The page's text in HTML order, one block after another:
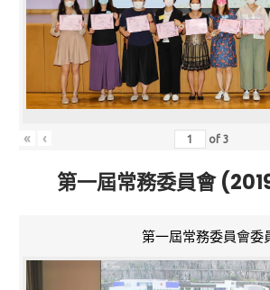
« ‹ of3
第一屆常務委員會
第一屆常務委員會委